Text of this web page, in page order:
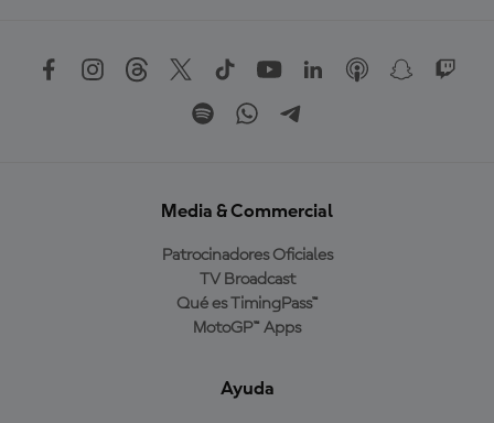
Media & Commercial
Patrocinadores Oficiales
TV Broadcast
Qué es TimingPass™
MotoGP™ Apps
Ayuda